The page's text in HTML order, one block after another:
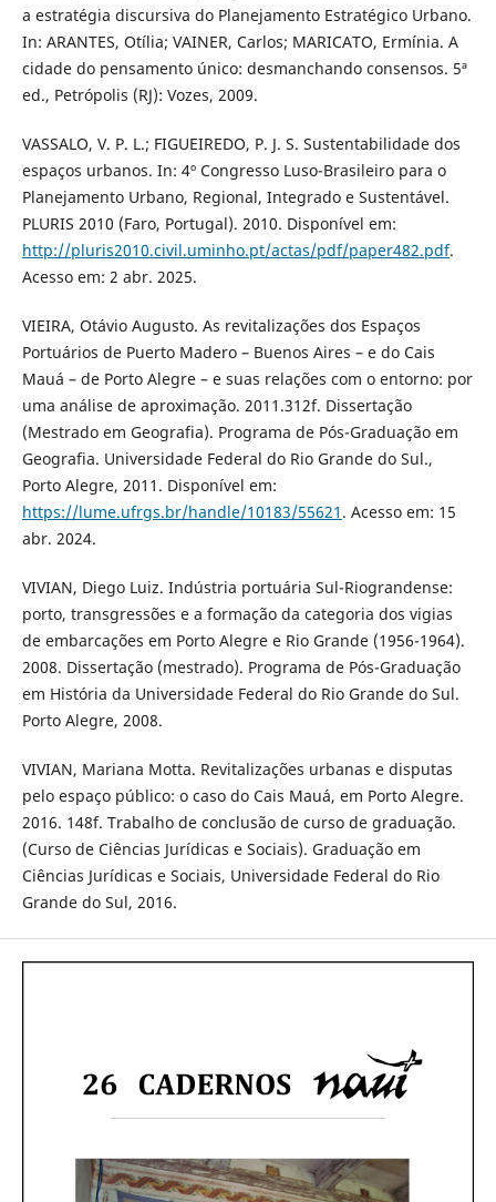
a estratégia discursiva do Planejamento Estratégico Urbano.
In: ARANTES, Otília; VAINER, Carlos; MARICATO, Ermínia. A
cidade do pensamento único: desmanchando consensos. 5ª
ed., Petrópolis (RJ): Vozes, 2009.
VASSALO, V. P. L.; FIGUEIREDO, P. J. S. Sustentabilidade dos
espaços urbanos. In: 4º Congresso Luso-Brasileiro para o
Planejamento Urbano, Regional, Integrado e Sustentável.
PLURIS 2010 (Faro, Portugal). 2010. Disponível em:
http://pluris2010.civil.uminho.pt/actas/pdf/paper482.pdf.
Acesso em: 2 abr. 2025.
VIEIRA, Otávio Augusto. As revitalizações dos Espaços
Portuários de Puerto Madero – Buenos Aires – e do Cais
Mauá – de Porto Alegre – e suas relações com o entorno: por
uma análise de aproximação. 2011.312f. Dissertação
(Mestrado em Geografia). Programa de Pós-Graduação em
Geografia. Universidade Federal do Rio Grande do Sul.,
Porto Alegre, 2011. Disponível em:
https://lume.ufrgs.br/handle/10183/55621 . Acesso em: 15
abr. 2024.
VIVIAN, Diego Luiz. Indústria portuária Sul-Riograndense:
porto, transgressões e a formação da categoria dos vigias
de embarcações em Porto Alegre e Rio Grande (1956-1964).
2008. Dissertação (mestrado). Programa de Pós-Graduação
em História da Universidade Federal do Rio Grande do Sul.
Porto Alegre, 2008.
VIVIAN, Mariana Motta. Revitalizações urbanas e disputas
pelo espaço público: o caso do Cais Mauá, em Porto Alegre.
2016. 148f. Trabalho de conclusão de curso de graduação.
(Curso de Ciências Jurídicas e Sociais). Graduação em
Ciências Jurídicas e Sociais, Universidade Federal do Rio
Grande do Sul, 2016.